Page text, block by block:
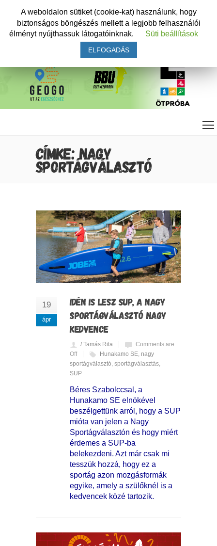
CÍMKE: NAGY
SPORTÁGVÁLASZTÓ
19
ápr
IDÉN IS LESZ SUP, A NAGY
SPORTÁGVÁLASZTÓ NAGY
KEDVENCE
/ Tamás Rita
Comments are
Off
Hunakamo SE, nagy
sportágválasztó, sportágválasztás,
SUP
Béres Szabolccsal, a
Hunakamo SE elnökével
beszélgettünk arról, hogy a SUP
mióta van jelen a Nagy
Sportágválasztón és hogy miért
érdemes a SUP-ba
belekezdeni. Azt már csak mi
tesszük hozzá, hogy ez a
sportág azon mozgásformák
egyike, amely a szülőknél is a
kedvencek közé tartozik.
A weboldalon sütiket (cookie-kat) használunk, hogy
biztonságos böngészés mellett a legjobb felhasználói
élményt nyújthassuk látogatóinknak.
Süti beállítások
ELFOGADÁS